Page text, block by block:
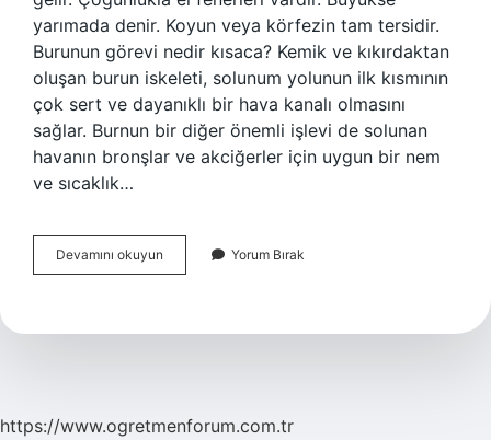
yarımada denir. Koyun veya körfezin tam tersidir.
Burunun görevi nedir kısaca? Kemik ve kıkırdaktan
oluşan burun iskeleti, solunum yolunun ilk kısmının
çok sert ve dayanıklı bir hava kanalı olmasını
sağlar. Burnun bir diğer önemli işlevi de solunan
havanın bronşlar ve akciğerler için uygun bir nem
ve sıcaklık…
Devamını okuyun Burunun
Açıklaması
Yorum Bırak
https://www.ogretmenforum.com.tr